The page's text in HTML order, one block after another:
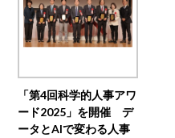
「第4回科学的人事アワ
ード2025」を開催 デ
ータとAIで変わる人事